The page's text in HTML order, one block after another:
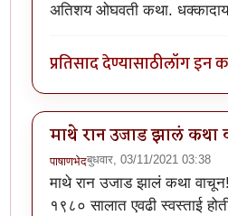
अतिशय ओघवती कथा.
प्रतिसाद देण्यासाठीलॉग इन
माथे रान उजाड झालं कथा
पाषाणभेदबुधवार, 03/11/2021 03:38
माथे रान उजाड झालं कथा
१९८० सालात एवढी स्वस्ताई